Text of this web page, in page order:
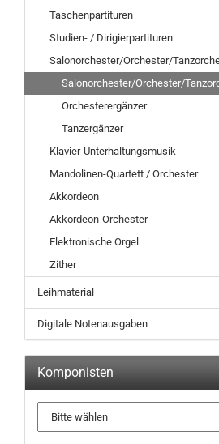
Taschenpartituren
Studien- / Dirigierpartituren
Salonorchester/Orchester/
Salonorchester/Orchester/
Orchesterergänzer
Tanzergänzer
Klavier-Unterhaltungsmusik
Mandolinen-Quartett / Orchester
Akkordeon
Akkordeon-Orchester
Elektronische Orgel
Zither
Leihmaterial
Digitale Notenausgaben
Komponisten